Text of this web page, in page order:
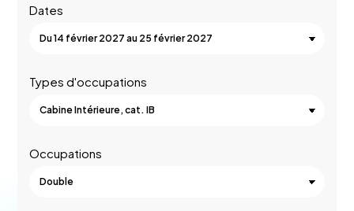
Dates
Types d'occupations
Occupations